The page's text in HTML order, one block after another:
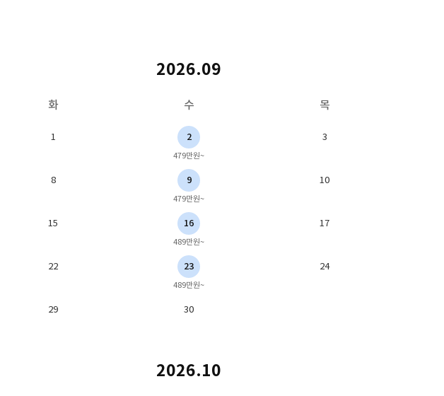
2026.09
화 수 목
1 2
479만원~
3
8 9
479만원~
10
15 16
489만원~
17
22 23
489만원~
24
29 30
2026.10